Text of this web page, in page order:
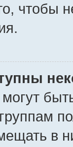
чтобы
в